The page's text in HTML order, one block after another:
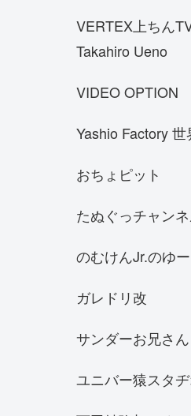
ロードスターNB8C
ランボルギーニ
マクラーレン
SUBARU BRZ
クラウンアスリー
スバル GC8イン
シボレー・カマロ
シボレー コルベ
SKYLINE R30
シャア専用 オー
VERTEX上ちん
Takahiro Ueno
VIDEO OPTION
Yashio Factory
おちょピット
たぬぐっチャン
のむけんJr.のゆ
ガレドリ改
サンダーお兄さん
ユニバー猿スタ